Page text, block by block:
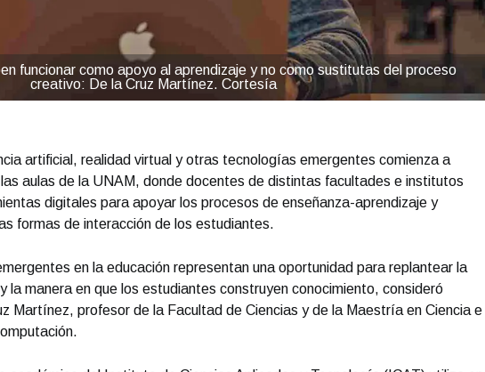
funcionar como apoyo al aprendizaje y no como sustitutas del proceso
creativo: De la Cruz Martínez. Cortesía
artificial, realidad virtual y otras tecnologías emergentes comienza a
aulas de la UNAM, donde docentes de distintas facultades e institutos
digitales para apoyar los procesos de enseñanza-aprendizaje y
formas de interacción de los estudiantes.
en la educación representan una oportunidad para replantear la
la manera en que los estudiantes construyen conocimiento, consideró
Martínez, profesor de la Facultad de Ciencias y de la Maestría en Ciencia e